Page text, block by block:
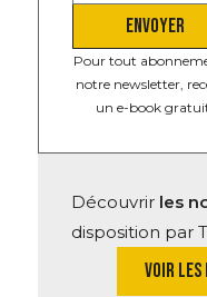
Découvrir les
disposition par
VOIR LES
ENVOYER
Pour tout
notre newsletter,
un e-book